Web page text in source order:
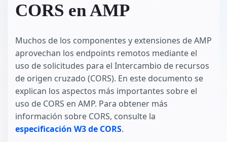
CORS en AMP
Muchos de los componentes y extensiones de AMP
aprovechan los endpoints remotos mediante el
uso de solicitudes para el Intercambio de recursos
de origen cruzado (CORS). En este documento se
explican los aspectos más importantes sobre el
uso de CORS en AMP. Para obtener más
información sobre CORS, consulte la
especificación W3 de CORS.